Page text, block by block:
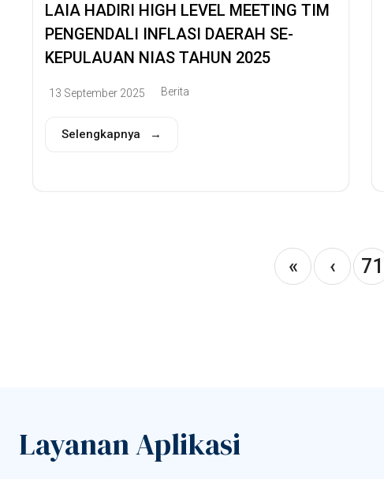
LAIA HADIRI HIGH LEVEL MEETING TIM
PENGENDALI INFLASI DAERAH SE-
KEPULAUAN NIAS TAHUN 2025
13 September 2025 Berita
Selengkapnya →
« ‹ 71
Layanan Aplikasi